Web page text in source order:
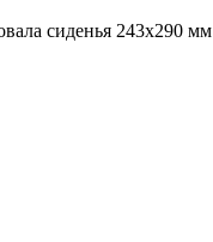
сиденья 243х290 мм